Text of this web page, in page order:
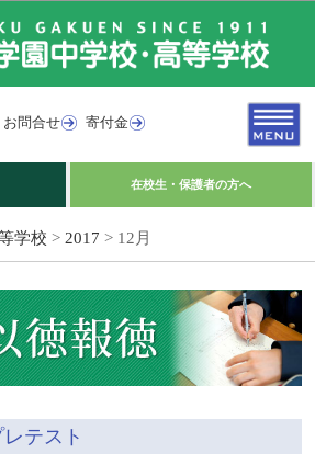
お問合せ 寄付金
在校生・保護者の方へ
学校 > 2017 > 12月
テスト